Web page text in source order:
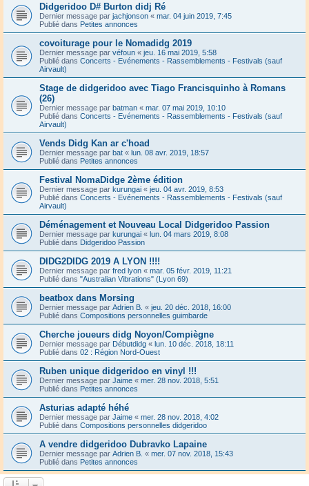
Didgeridoo D# Burton didj Ré
Dernier message par jachjonson « mar. 04 juin 2019, 7:45
Publié dans Petites annonces
covoiturage pour le Nomadidg 2019
Dernier message par véfoun « jeu. 16 mai 2019, 5:58
Publié dans Concerts - Evénements - Rassemblements - Festivals (sauf
Airvault)
Stage de didgeridoo avec Tiago Francisquinho à Romans
(26)
Dernier message par batman « mar. 07 mai 2019, 10:10
Publié dans Concerts - Evénements - Rassemblements - Festivals (sauf
Airvault)
Vends Didg Kan ar c'hoad
Dernier message par bat « lun. 08 avr. 2019, 18:57
Publié dans Petites annonces
Festival NomaDidge 2ème édition
Dernier message par kurungai « jeu. 04 avr. 2019, 8:53
Publié dans Concerts - Evénements - Rassemblements - Festivals (sauf
Airvault)
Déménagement et Nouveau Local Didgeridoo Passion
Dernier message par kurungai « lun. 04 mars 2019, 8:08
Publié dans Didgeridoo Passion
DIDG2DIDG 2019 A LYON !!!!
Dernier message par fred lyon « mar. 05 févr. 2019, 11:21
Publié dans "Australian Vibrations" (Lyon 69)
beatbox dans Morsing
Dernier message par Adrien B. « jeu. 20 déc. 2018, 16:00
Publié dans Compositions personnelles guimbarde
Cherche joueurs didg Noyon/Compiègne
Dernier message par Débutdidg « lun. 10 déc. 2018, 18:11
Publié dans 02 : Région Nord-Ouest
Ruben unique didgeridoo en vinyl !!!
Dernier message par Jaime « mer. 28 nov. 2018, 5:51
Publié dans Petites annonces
Asturias adapté héhé
Dernier message par Jaime « mer. 28 nov. 2018, 4:02
Publié dans Compositions personnelles didgeridoo
A vendre didgeridoo Dubravko Lapaine
Dernier message par Adrien B. « mer. 07 nov. 2018, 15:43
Publié dans Petites annonces